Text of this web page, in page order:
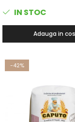
IN STOC
Adauga in cos
-42%